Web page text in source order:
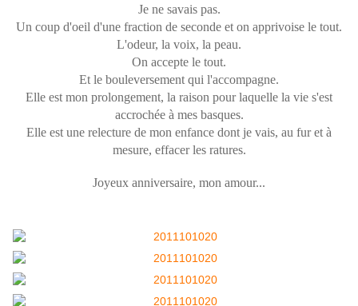
Je ne savais pas.
Un coup d'oeil d'une fraction de seconde et on apprivoise le tout.
L'odeur, la voix, la peau.
On accepte le tout.
Et le bouleversement qui l'accompagne.
Elle est mon prolongement, la raison pour laquelle la vie s'est
accrochée à mes basques.
Elle est une relecture de mon enfance dont je vais, au fur et à
mesure, effacer les ratures.
Joyeux anniversaire, mon amour...